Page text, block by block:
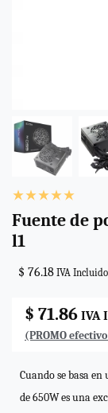
Fuente de
l1
$ 76.18 IVA
$ 71.86 IVA
(PROMO
Cuando se basa
de 650W es una